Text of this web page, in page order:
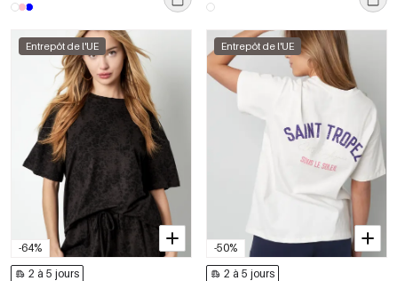
-64%
Entrepôt de l'UE
2 à 5 jours
-50%
Entrepôt de l'UE
2 à 5 jours